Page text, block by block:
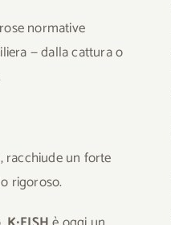
normative
— dalla cattura o
racchiude un forte
rigoroso.